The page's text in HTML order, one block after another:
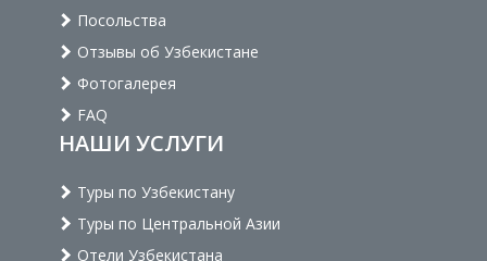
Посольства
Отзывы об Узбекистане
Фотогалерея
FAQ
НАШИ УСЛУГИ
Туры по Узбекистану
Туры по Центральной Азии
Отели Узбекистана